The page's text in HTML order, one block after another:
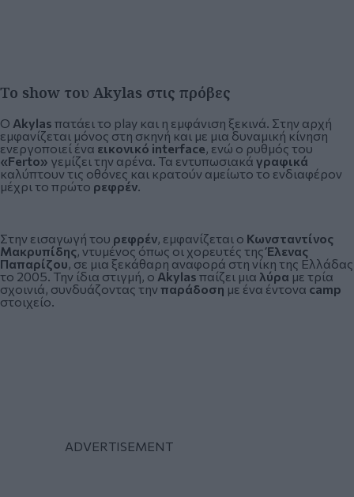
Το show του Akylas στις πρόβες
Ο Akylas πατάει το play και η εμφάνιση ξεκινά. Στην αρχή
εμφανίζεται μόνος στη σκηνή και με μια δυναμική κίνηση
ενεργοποιεί ένα εικονικό interface, ενώ ο ρυθμός του
«Ferto» γεμίζει την αρένα. Τα εντυπωσιακά γραφικά
καλύπτουν τις οθόνες και κρατούν αμείωτο το ενδιαφέρον
μέχρι το πρώτο ρεφρέν.
Στην εισαγωγή του ρεφρέν, εμφανίζεται ο Κωνσταντίνος
Μακρυπίδης, ντυμένος όπως οι χορευτές τηςΈλενας
Παπαρίζου, σε μια ξεκάθαρη αναφορά στη νίκη της Ελλάδας
το 2005. Την ίδια στιγμή, ο Akylas παίζει μια λύρα με τρία
σχοινιά, συνδυάζοντας την παράδοση με ένα έντονα camp
στοιχείο.